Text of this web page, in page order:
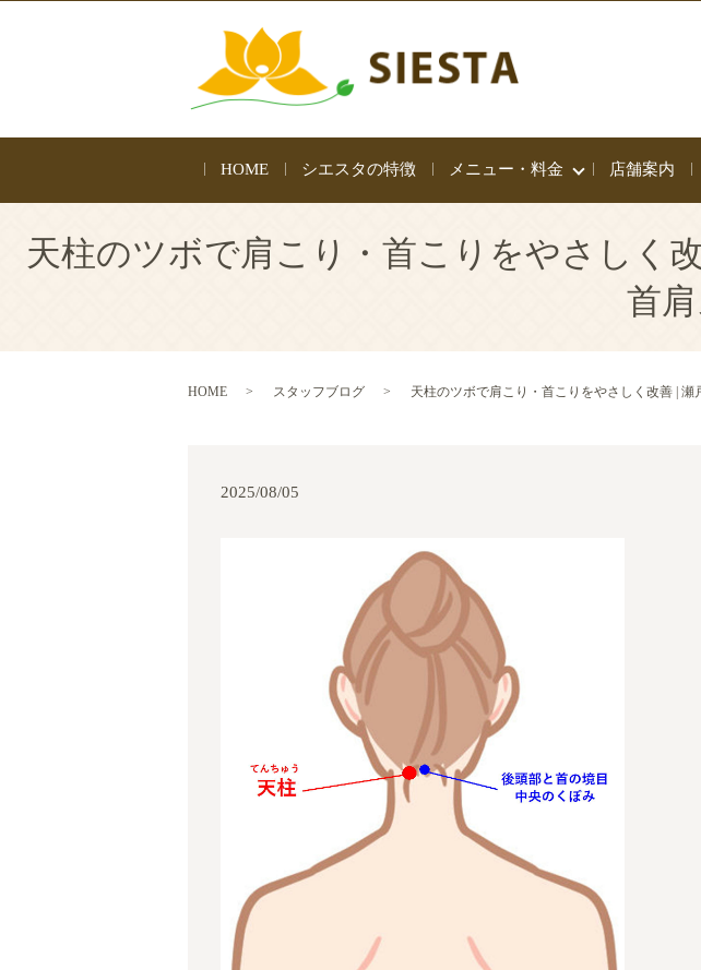
HOME シエスタの特徴 メニュー・料金 店舗案内
天柱のツボで肩こり・首こりをやさしく
首
HOME スタッフブログ 天柱のツボで肩こり・首こりをやさしく改善 |
2025/08/05